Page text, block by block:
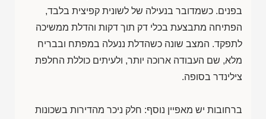
בפנים. כשמדובר בנעילה של לשונית קפיצית בלבד,
הפתיחה מתבצעת בכלי דק תוך דקות והדלת ממשיכה
לתפקד. המצב שונה כשהדלת ננעלה במפתח ובבריח
מלא, שם העבודה ארוכה יותר, ולעיתים כוללת החלפת
צילינדר בסופה.
ברחובות יש מאפיין נוסף: חלק ניכר מהדירות בשכונות